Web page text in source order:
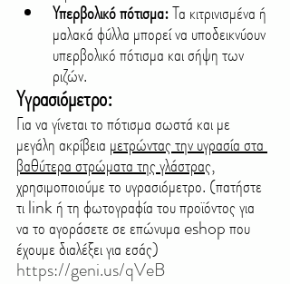
Υπερβολικό πότισμα: Τα κιτρινισμένα ή
μαλακά φύλλα μπορεί να υποδεικνύουν
υπερβολικό πότισμα και σήψη των
ριζών.
Υγρασιόμετρο:
Για να γίνεται το πότισμα σωστά και με
μεγάλη ακρίβεια μετρώντας την υγρασία στα
βαθύτερα στρώματα της γλάστρας,
χρησιμοποιούμε το υγρασιόμετρο. (πατήστε
τι link ή τη φωτογραφία του προϊόντος για
να το αγοράσετε σε επώνυμα eshop που
έχουμε διαλέξει για εσάς)
https://geni.us/qVeB